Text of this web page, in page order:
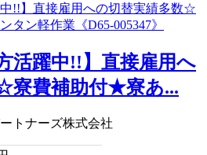
活躍中!!】直接雇用へ
寮費補助付★寮あ...
トナーズ株式会社